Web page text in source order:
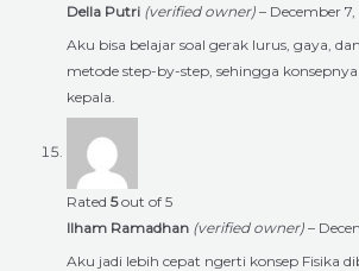
Della Putri (verified owner) – December
Aku bisa belajar soal gerak lurus, gaya,
metode step-by-step, sehingga
kepala.
Rated 5out of 5
Ilham Ramadhan (verified owner) –
Aku jadi lebih cepat ngerti konsep Fisika